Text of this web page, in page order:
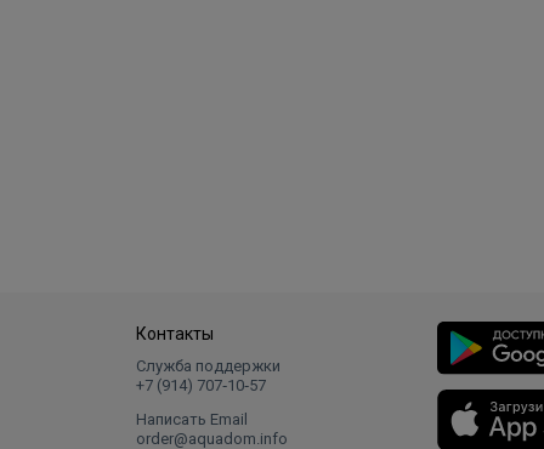
Контакты
Служба поддержки
+7 (914) 707‑10‑57
Написать Email
order@aquadom.info